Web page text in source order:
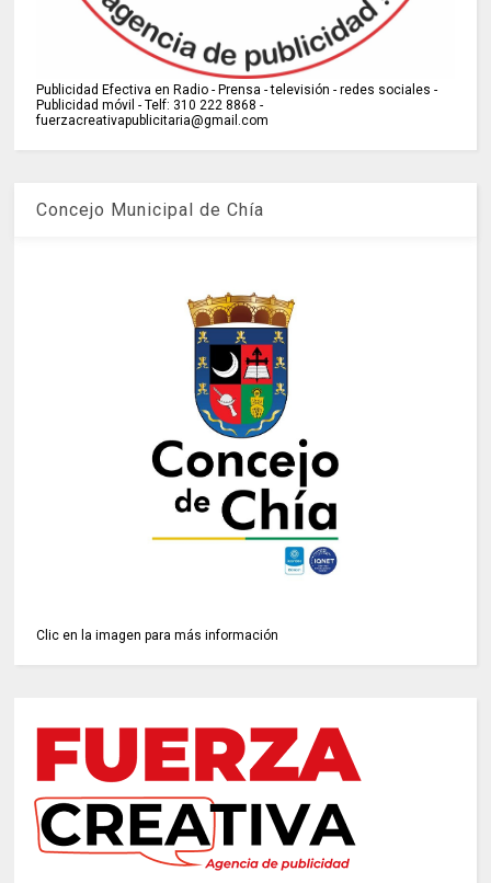
Publicidad Efectiva en Radio - Prensa - televisión - redes sociales -
Publicidad móvil - Telf: 310 222 8868 -
fuerzacreativapublicitaria@gmail.com
Concejo Municipal de Chía
Clic en la imagen para más información